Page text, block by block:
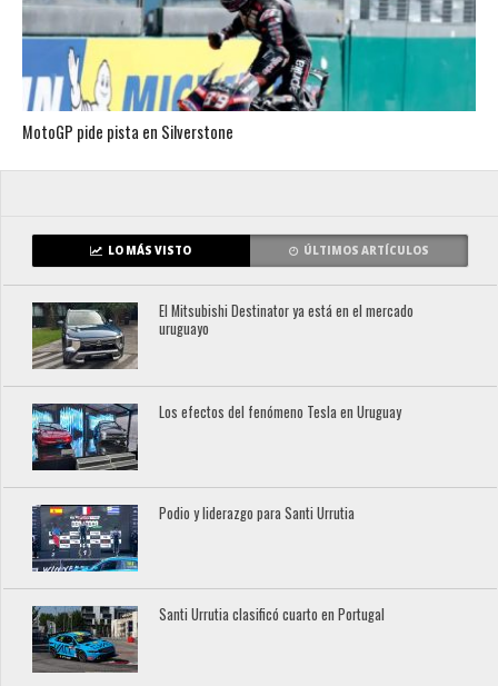
MotoGP pide pista en Silverstone
LO MÁS VISTO ÚLTIMOS ARTÍCULOS
El Mitsubishi Destinator ya está en el mercado
uruguayo
Los efectos del fenómeno Tesla en Uruguay
Podio y liderazgo para Santi Urrutia
Santi Urrutia clasificó cuarto en Portugal